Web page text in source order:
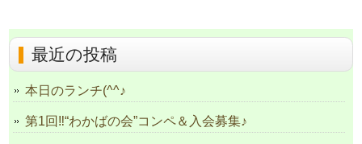
最近の投稿
本日のランチ(^^♪
第1回‼“わかばの会”コンペ＆入会募集♪